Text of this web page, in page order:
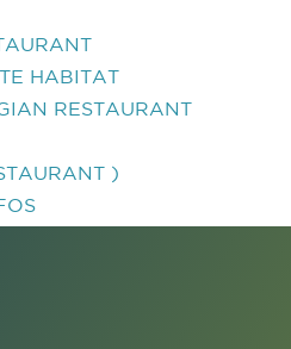
HABITAT
RESTAURANT
)